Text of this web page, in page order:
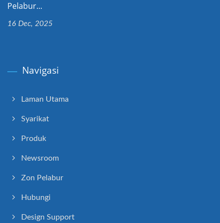
Pelabur...
16 Dec, 2025
Navigasi
Laman Utama
Syarikat
Produk
Newsroom
Zon Pelabur
Hubungi
Design Support